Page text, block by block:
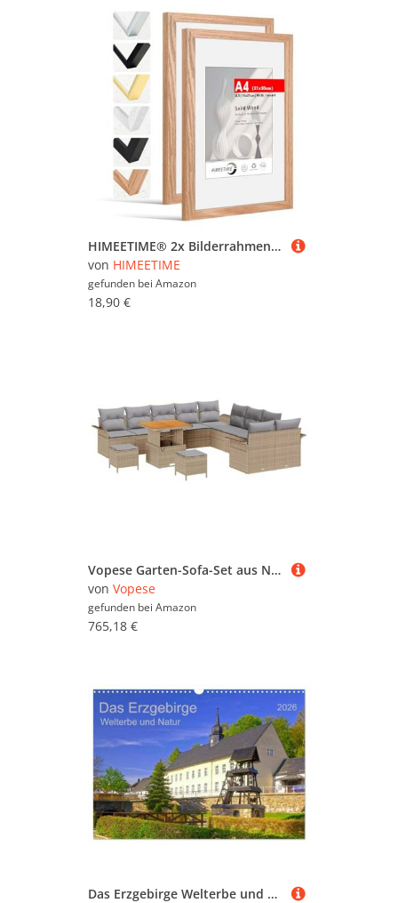
HIMEETIME® 2x Bilderrahmen DIN A4 21x30 cm,aus massivem Eichenholz,Natur Eiche Holz Rahmen | Display A5(15x21cm) Bild mit Passepartout |für Wandbehänge oder Tischdekoration
von HIMEETIME
gefunden bei Amazon
18,90 €
Vopese Garten-Sofa-Set aus Natur Rattan, 6 Personen, beige, für Balkon und Terrasse - Outdoor Komfort Model3362192
von Vopese
gefunden bei Amazon
765,18 €
Das Erzgebirge Welterbe und Natur (Wandkalender 2026 DIN A3 quer), CALVENDO Monatskalender: Wirtschaftsregion und "Grüne Lunge" Sachsens (CALVENDO Orte)